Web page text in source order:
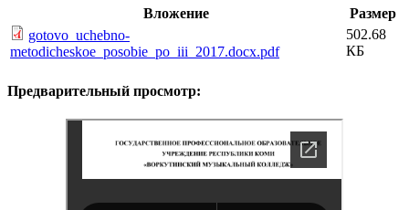
Вложение
Размер
gotovo_uchebno-
metodicheskoe_posobie_po_iii_2017.docx.pdf
502.68
КБ
Предварительный просмотр: